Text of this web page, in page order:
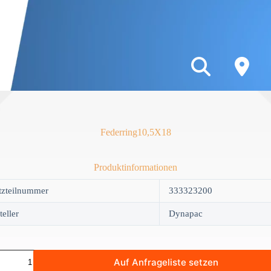
Federring10,5X18
Produktinformationen
333323200
Dynapac
Auf Anfrageliste setzen